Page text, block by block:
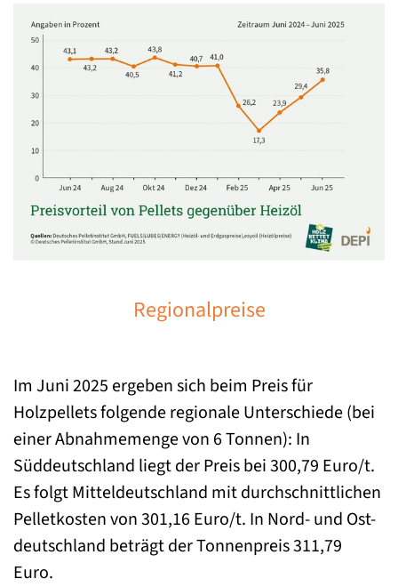
Regionalpreise
Im Juni 2025 ergeben sich beim Preis für
Holzpellets folgende regionale Unterschiede (bei
einer Abnahmemenge von 6 Tonnen): In
Süddeutschland liegt der Preis bei 300,79 Euro/t.
Es folgt Mitteldeutschland mit durchschnittlichen
Pelletkosten von 301,16 Euro/t. In Nord- und Ost-
deutschland beträgt der Tonnenpreis 311,79
Euro.